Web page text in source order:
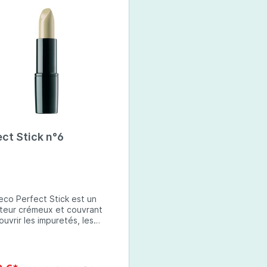
Stick n°6
Perfect Stick est un
crémeux et couvrant
les impuretés, les
appliquer et à estomper. La